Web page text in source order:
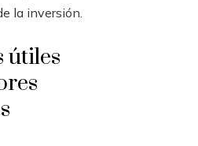
la inversión.
útiles